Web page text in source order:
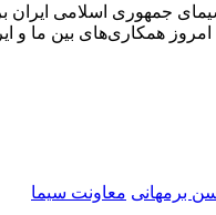
تاریخی و زبانی ۲ ملت، عنوان کرد:
همکاری‌های بین ما
برمهانی معاونت سیما